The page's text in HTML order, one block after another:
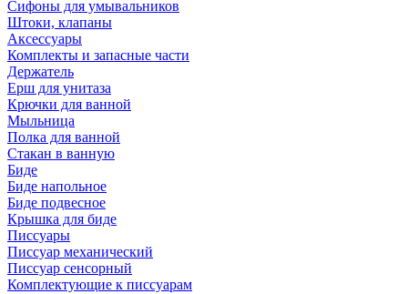
Сифоны для умывальников
Штоки, клапаны
Аксессуары
Комплекты и запасные части
Держатель
Ерш для унитаза
Крючки для ванной
Мыльница
Полка для ванной
Стакан в ванную
Биде
Биде напольное
Биде подвесное
Крышка для биде
Писсуары
Писсуар механический
Писсуар сенсорный
Комплектующие к писсуарам